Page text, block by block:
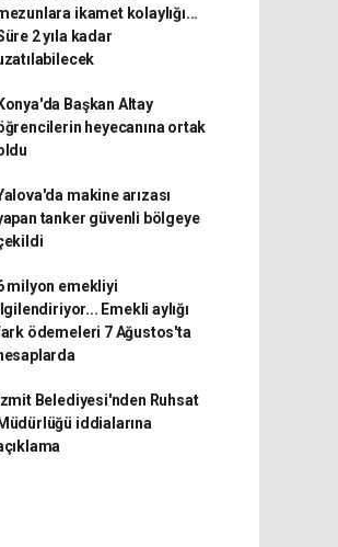
ikamet kolaylığı...
2 yıla kadar
Konya'da Başkan Altay
heyecanına ortak
makine arızası
tanker güvenli bölgeye
milyon emekliyi
Emekli aylığı
ödemeleri 7 Ağustos'ta
hesaplarda
Belediyesi'nden Ruhsat
Müdürlüğü iddialarına